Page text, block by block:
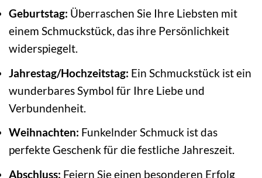
Geburtstag: Überraschen Sie Ihre Liebsten mit
einem Schmuckstück, das ihre Persönlichkeit
widerspiegelt.
Jahrestag/Hochzeitstag: Ein Schmuckstück ist ein
wunderbares Symbol für Ihre Liebe und
Verbundenheit.
Weihnachten: Funkelnder Schmuck ist das
perfekte Geschenk für die festliche Jahreszeit.
Abschluss: Feiern Sie einen besonderen Erfolg